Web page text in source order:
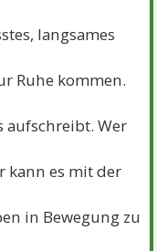
langsames
Ruhe kommen.
aufschreibt. Wer
kann es mit der
in Bewegung zu